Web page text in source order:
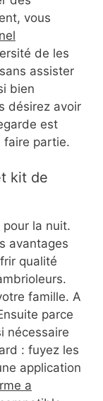
vous
de les
assister
bien
désirez avoir
est
faire partie.
kit de
pour la nuit.
avantages
qualité
famille. A
parce
nécessaire
: fuyez les
application
a